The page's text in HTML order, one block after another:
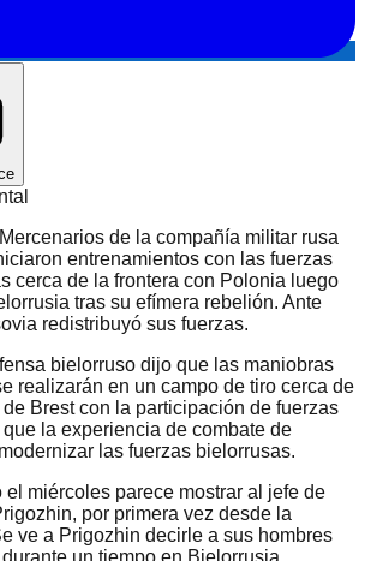
de la compañía militar rusa
entrenamientos con las fuerzas
cerca de la frontera con Polonia luego
tras su efímera rebelión. Ante
redistribuyó sus fuerzas.
bielorruso dijo que las maniobras
realizarán en un campo de tiro cerca de
Brest con la participación de fuerzas
la experiencia de combate de
las fuerzas bielorrusas.
miércoles parece mostrar al jefe de
por primera vez desde la
ve a Prigozhin decirle a sus hombres
un tiempo en Bielorrusia,